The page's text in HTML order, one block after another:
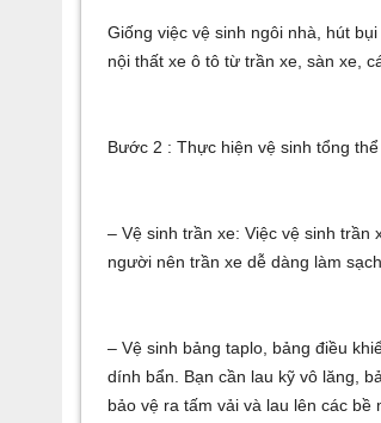
Giống việc vệ sinh ngôi nhà, hút
nội thất xe ô tô từ trần xe, sàn xe,
Bước 2 : Thực hiện vệ sinh tổng
– Vệ sinh trần xe: Việc vệ sinh
người nên trần xe dễ dàng làm
– Vệ sinh bảng taplo, bảng điều
dính bẩn. Bạn cần lau kỹ vô lăng,
bảo vệ ra tấm vải và lau lên các